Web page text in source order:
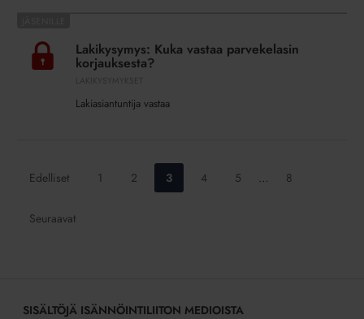
Kuka
vastaa
parvekelasin
Lakikysymys: Kuka vastaa parvekelasin
korjauksesta?
Lakiasiantuntija vastaa
Edelliset
Siirry
1
Siirry
sivulle:
2
Siirry
sivulle:
3
Siirry
4
Siirry
5 …
Siirry
8
Seuraavat
SISÄLTÖJÄ ISÄNNÖINTILIITON MEDIOISTA